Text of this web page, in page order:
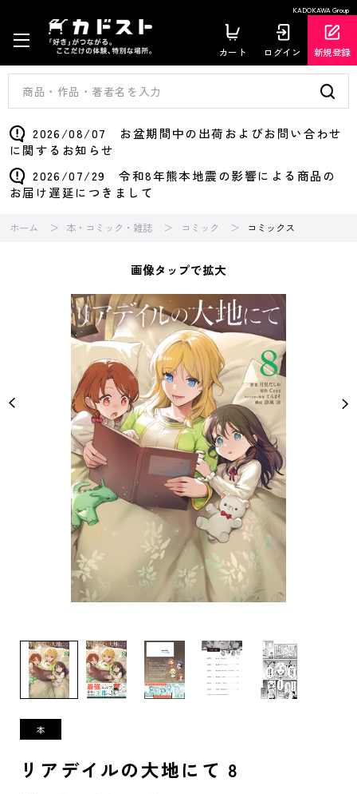
KADOKAWA Group
カート ログイン 新規登録
2026/08/07 お盆期間中の出荷およびお問い合わせ
に関するお知らせ
2026/07/29 令和8年熊本地震の影響による商品の
お届け遅延につきまして
ホーム 本・コミック・雑誌 コミック コミックス
画像タップで拡大
リアデイルの大地にて 8